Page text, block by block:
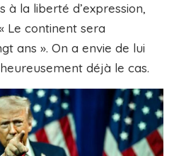
à la liberté d’expression,
Le continent sera
ans ». On a envie de lui
déjà le cas.